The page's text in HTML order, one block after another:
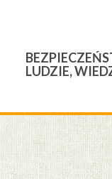
LUDZIE,